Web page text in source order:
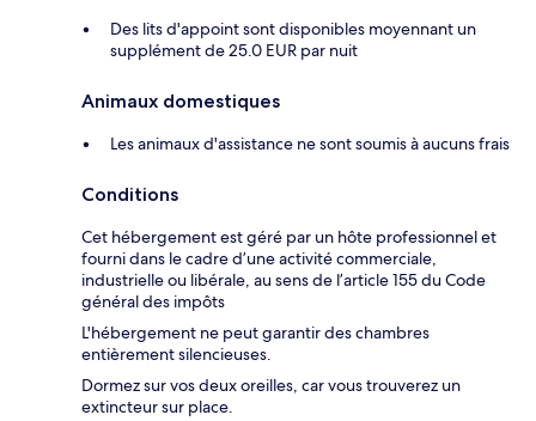
Des lits d'appoint sont disponibles moyennant un
supplément de 25.0 EUR par nuit
Animaux domestiques
Les animaux d'assistance ne sont soumis à aucuns frais
Conditions
Cet hébergement est géré par un hôte professionnel et
fourni dans le cadre d’une activité commerciale,
industrielle ou libérale, au sens de l’article 155 du Code
général des impôts
L'hébergement ne peut garantir des chambres
entièrement silencieuses.
Dormez sur vos deux oreilles, car vous trouverez un
extincteur sur place.